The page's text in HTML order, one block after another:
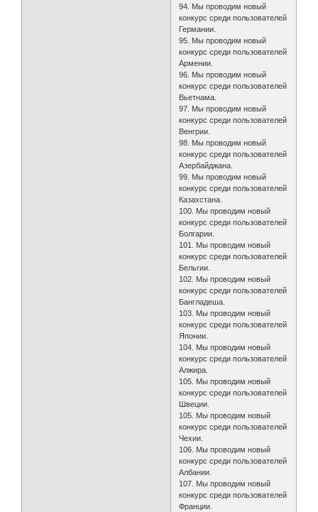
94. Мы проводим новый
конкурс среди пользователей
Германии.
95. Мы проводим новый
конкурс среди пользователей
Армении.
96. Мы проводим новый
конкурс среди пользователей
Вьетнама.
97. Мы проводим новый
конкурс среди пользователей
Венгрии.
98. Мы проводим новый
конкурс среди пользователей
Азербайджана.
99. Мы проводим новый
конкурс среди пользователей
Казахстана.
100. Мы проводим новый
конкурс среди пользователей
Болгарии.
101. Мы проводим новый
конкурс среди пользователей
Бельгии.
102. Мы проводим новый
конкурс среди пользователей
Бангладеша.
103. Мы проводим новый
конкурс среди пользователей
Японии.
104. Мы проводим новый
конкурс среди пользователей
Алжира.
105. Мы проводим новый
конкурс среди пользователей
Швеции.
105. Мы проводим новый
конкурс среди пользователей
Чехии.
106. Мы проводим новый
конкурс среди пользователей
Албании.
107. Мы проводим новый
конкурс среди пользователей
Франции.